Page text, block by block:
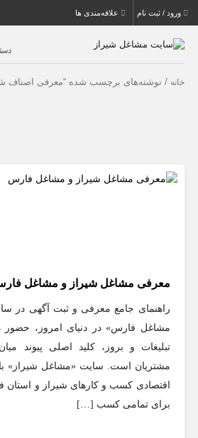
ورود / ثبت نام علاقه‌مندی ها
خانه / نوشته‌های برچسب شده “معرفی اصناف
معرفی مشاغل شیراز و مشاغل
راهنمای جامع معرفی و ثبت آگهی در
مشاغل فارس» در دنیای امروز،
تبلیغات و بروز، کلید اصلی پیوند
مشتریان است. سایت «مشاغل شیراز»
اقتصادی کسب و کارهای شیراز و
برای تمامی کسب […]